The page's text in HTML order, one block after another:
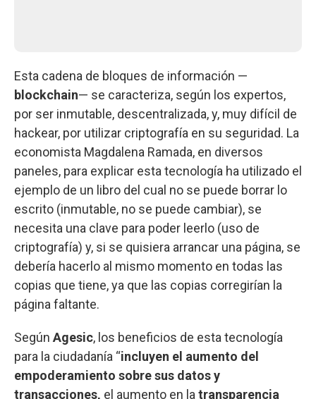
Esta cadena de bloques de información —
blockchain— se caracteriza, según los expertos,
por ser inmutable, descentralizada, y, muy difícil de
hackear, por utilizar criptografía en su seguridad. La
economista Magdalena Ramada, en diversos
paneles, para explicar esta tecnología ha utilizado el
ejemplo de un libro del cual no se puede borrar lo
escrito (inmutable, no se puede cambiar), se
necesita una clave para poder leerlo (uso de
criptografía) y, si se quisiera arrancar una página, se
debería hacerlo al mismo momento en todas las
copias que tiene, ya que las copias corregirían la
página faltante.
Según Agesic, los beneficios de esta tecnología
para la ciudadanía “incluyen el aumento del
empoderamiento sobre sus datos y
transacciones, el aumento en la transparencia